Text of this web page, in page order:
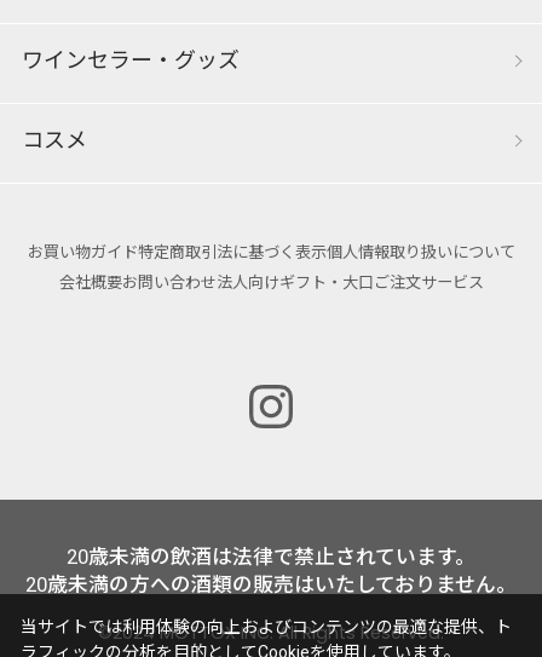
ワインセラー・グッズ
コスメ
お買い物ガイド特定商取引法に基づく表示個人情報取り扱いについて
会社概要お問い合わせ法人向けギフト・大口ご注文サービス
20歳未満の飲酒は法律で禁止されています。
20歳未満の方への酒類の販売はいたしておりません。
©2024 MOTTOX INC. All Rights Reserved.
当サイトでは利用体験の向上およびコンテンツの最適な提供、ト